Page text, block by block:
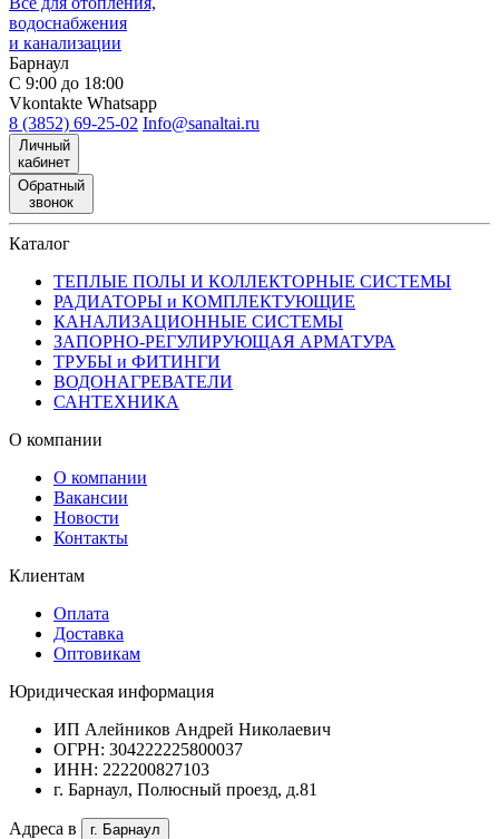
водоснабжения
и канализации
Барнаул
С 9:00 до 18:00
Vkontakte Whatsapp
8 (3852) 69-25-02 Info@sanaltai.ru
Личный
кабинет
Обратный
звонок
Каталог
ТЕПЛЫЕ ПОЛЫ И КОЛЛЕКТОРНЫЕ СИСТЕМЫ
РАДИАТОРЫ и КОМПЛЕКТУЮЩИЕ
КАНАЛИЗАЦИОННЫЕ СИСТЕМЫ
ЗАПОРНО-РЕГУЛИРУЮЩАЯ АРМАТУРА
ТРУБЫ и ФИТИНГИ
ВОДОНАГРЕВАТЕЛИ
САНТЕХНИКА
О компании
О компании
Вакансии
Новости
Контакты
Клиентам
Оплата
Доставка
Оптовикам
Юридическая информация
ИП Алейников Андрей Николаевич
ОГРН: 304222225800037
ИНН: 222200827103
г. Барнаул, Полюсный проезд, д.81
Адреса в г. Барнаул